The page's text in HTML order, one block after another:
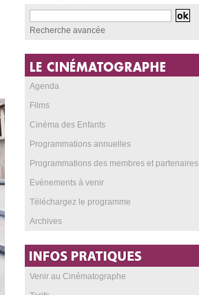
Recherche avancée
Agenda
Films
Cinéma des Enfants
Programmations annuelles
Programmations des membres et partenaires
Evénements à venir
Téléchargez le programme
Archives
Venir au Cinématographe